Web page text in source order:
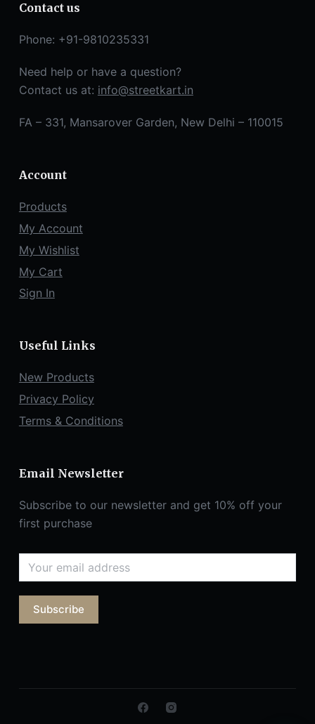
Contact us
Phone: +91-9810235331
Need help or have a question?
Contact us at: info@streetkart.in
FA – 331, Mansarover Garden, New Delhi – 110015
Account
Products
My Account
My Wishlist
My Cart
Sign In
Useful Links
New Products
Privacy Policy
Terms & Conditions
Email Newsletter
Subscribe to our newsletter and get 10% off your
first purchase
Subscribe